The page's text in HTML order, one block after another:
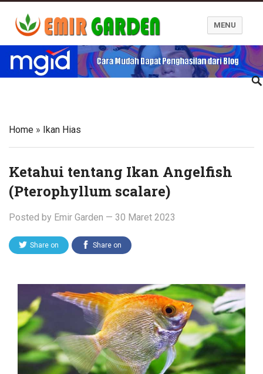
Blog Emir Garden
MENU
Home » Ikan Hias
Ketahui tentang Ikan Angelfish
(Pterophyllum scalare)
Posted by Emir Garden — 30 Maret 2023
Share on Share on